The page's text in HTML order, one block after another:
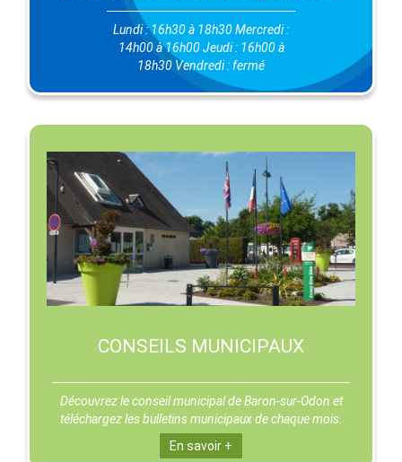
Lundi : 16h30 à 18h30 Mercredi :
14h00 à 16h00 Jeudi : 16h00 à
18h30 Vendredi : fermé
CONSEILS MUNICIPAUX
Découvrez le conseil municipal de Baron-sur-Odon et
téléchargez les bulletins municipaux de chaque mois.
En savoir +